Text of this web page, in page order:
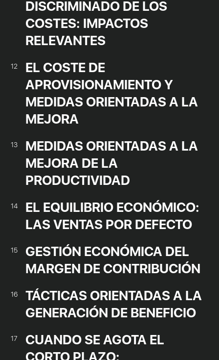
DISCRIMINADO DE LOS
COSTES: IMPACTOS
RELEVANTES
12
EL COSTE DE
APROVISIONAMIENTO Y
MEDIDAS ORIENTADAS A LA
MEJORA
13
MEDIDAS ORIENTADAS A LA
MEJORA DE LA
PRODUCTIVIDAD
14
EL EQUILIBRIO ECONÓMICO:
LAS VENTAS POR DEFECTO
15
GESTIÓN ECONÓMICA DEL
MARGEN DE CONTRIBUCIÓN
16
TÁCTICAS ORIENTADAS A LA
GENERACIÓN DE BENEFICIO
17
CUANDO SE AGOTA EL